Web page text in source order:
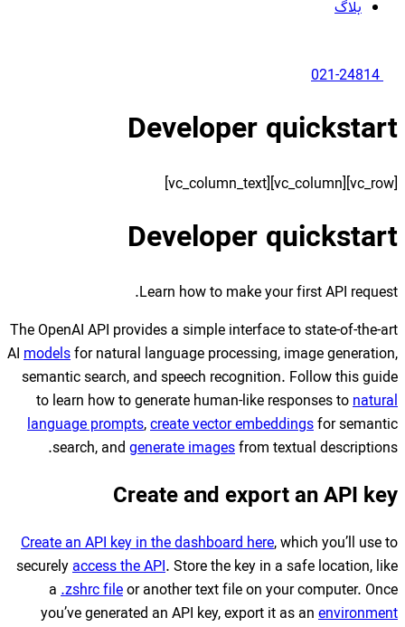
Learn
The OpenAI API provides a
AImodelsfor natural
semantic search, and
to learn how to
language prompts,create
search, andgenerate
Create
Create an API key in the
securelyaccess the API.
a.zshrc fileor another
you’ve generated an